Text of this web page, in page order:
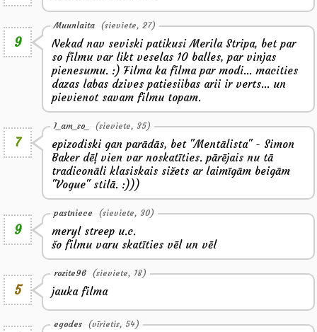
9
Muunlaita (sieviete, 27)
Nekad nav seviski patikusi Merila Stripa, bet par
so filmu var likt veselas 10 balles, par vinjas
pienesumu. :) Filma ka filma par modi... macities
dazas labas dzives patiesiibas arii ir verts... un
pievienot savam filmu topam.
7
I_am_so_ (sieviete, 35)
epizodiski gan parādās, bet "Mentālista" - Simon
Baker dēļ vien var noskatīties. pārējais nu tā
tradiconāli klasiskais sižets ar laimīgām beigām
"Vogue" stilā. :)))
9
pastniece (sieviete, 30)
meryl streep u.c.
šo filmu varu skatīties vēl un vēl
5
rozite96 (sieviete, 18)
jauka filma
egodes (vīrietis, 54)